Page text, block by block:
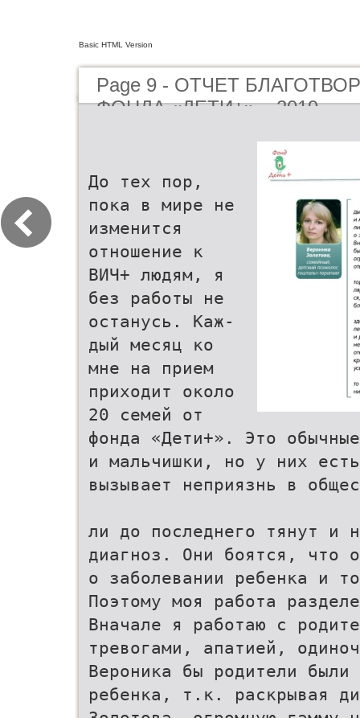
Basic HTML Version
Page 9 - ОТЧЕТ
ФОНДА «ДЕТИ+» – 2019
До тех пор,
пока в мире не
изменится
отношение к
ВИЧ+ людям, я
без работы не
останусь. Каж-
дый месяц ко
мне на прием
приходит около
20 семей от
фонда «Дети+». Это
и мальчишки, но у них
вызывает неприязнь в
ли до последнего тянут и
диагноз. Они боятся, что
о заболевании ребенка и
Поэтому моя работа
Вначале я работаю с
тревогами, апатией,
Вероника бы родители
ребенка, т.к. раскрывая